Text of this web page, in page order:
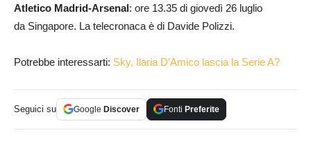
Atletico Madrid-Arsenal: ore 13.35 di giovedì 26 luglio
da Singapore. La telecronaca è di Davide Polizzi.
Potrebbe interessarti: Sky, Ilaria D’Amico lascia la Serie A?
Seguici su Google Discover Fonti Preferite